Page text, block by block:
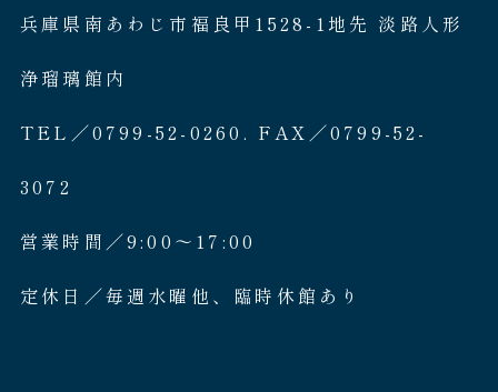
兵庫県南あわじ市福良甲1528-1地先 淡路人形
浄瑠璃館内
TEL／0799-52-0260. FAX／0799-52-
3072
営業時間／9:00〜17:00
定休日／毎週水曜他、臨時休館あり